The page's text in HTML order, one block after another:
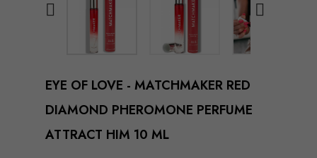
 
EYE OF LOVE - MATCHMAKER RED
DIAMOND PHEROMONE PERFUME
ATTRACT HIM 10 ML